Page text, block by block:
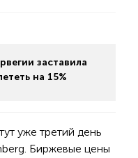
заставила
на 15%
уже третий день
Биржевые цены